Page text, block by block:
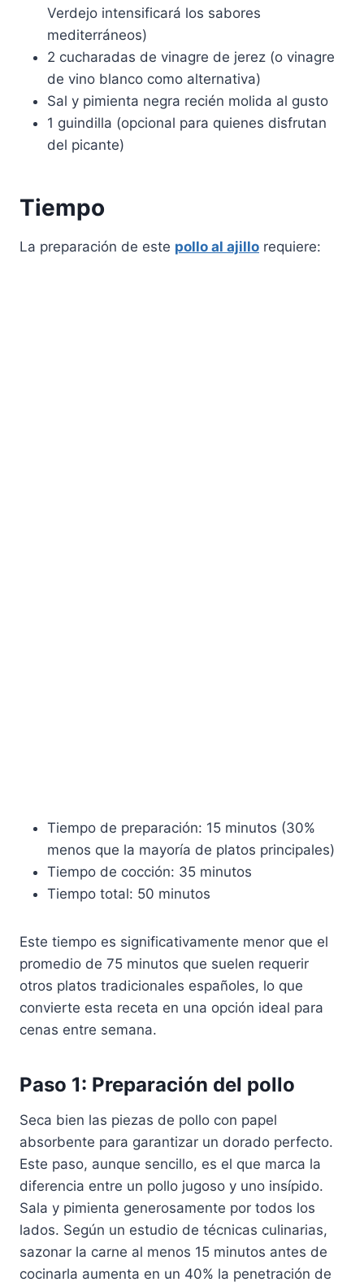
Verdejo intensificará los sabores
mediterráneos)
2 cucharadas de vinagre de jerez (o vinagre
de vino blanco como alternativa)
Sal y pimienta negra recién molida al gusto
1 guindilla (opcional para quienes disfrutan
del picante)
Tiempo
La preparación de este pollo al ajillo requiere:
Tiempo de preparación: 15 minutos (30%
menos que la mayoría de platos principales)
Tiempo de cocción: 35 minutos
Tiempo total: 50 minutos
Este tiempo es significativamente menor que el
promedio de 75 minutos que suelen requerir
otros platos tradicionales españoles, lo que
convierte esta receta en una opción ideal para
cenas entre semana.
Paso 1: Preparación del pollo
Seca bien las piezas de pollo con papel
absorbente para garantizar un dorado perfecto.
Este paso, aunque sencillo, es el que marca la
diferencia entre un pollo jugoso y uno insípido.
Sala y pimienta generosamente por todos los
lados. Según un estudio de técnicas culinarias,
sazonar la carne al menos 15 minutos antes de
cocinarla aumenta en un 40% la penetración de